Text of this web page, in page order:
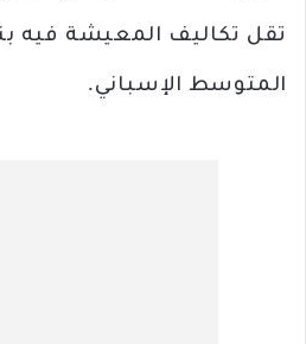
المتوسط ​​الإسباني.